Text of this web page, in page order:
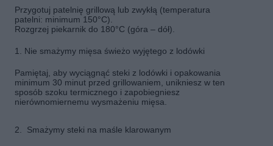
Przygotuj patelnię grillową lub zwykłą (temperatura
patelni: minimum 150°C).
Rozgrzej piekarnik do 180°C (góra – dół).
1. Nie smażymy mięsa świeżo wyjętego z lodówki
Pamiętaj, aby wyciągnąć steki z lodówki i opakowania
minimum 30 minut przed grillowaniem, unikniesz w ten
sposób szoku termicznego i zapobiegniesz
nierównomiernemu wysmażeniu mięsa.
2. Smażymy steki na maśle klarowanym